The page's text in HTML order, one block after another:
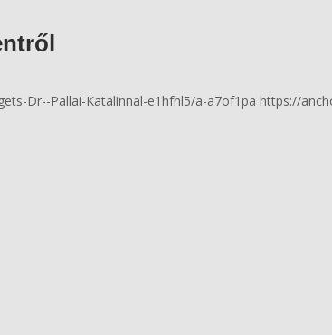
Dr--Pallai-Katalinnal-e1hfhl5/a-a7of1pa https://